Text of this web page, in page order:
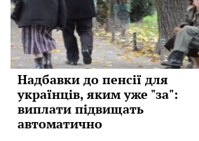
Надбавки до пенсії для
українців, яким уже "за":
виплати підвищать
автоматично